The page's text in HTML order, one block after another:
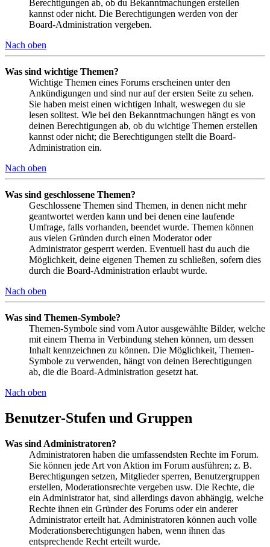
Berechtigungen ab, ob du Bekanntmachungen erstellen
kannst oder nicht. Die Berechtigungen werden von der
Board-Administration vergeben.
Nach oben
Was sind wichtige Themen?
Wichtige Themen eines Forums erscheinen unter den
Ankündigungen und sind nur auf der ersten Seite zu sehen.
Sie haben meist einen wichtigen Inhalt, weswegen du sie
lesen solltest. Wie bei den Bekanntmachungen hängt es von
deinen Berechtigungen ab, ob du wichtige Themen erstellen
kannst oder nicht; die Berechtigungen stellt die Board-
Administration ein.
Nach oben
Was sind geschlossene Themen?
Geschlossene Themen sind Themen, in denen nicht mehr
geantwortet werden kann und bei denen eine laufende
Umfrage, falls vorhanden, beendet wurde. Themen können
aus vielen Gründen durch einen Moderator oder
Administrator gesperrt werden. Eventuell hast du auch die
Möglichkeit, deine eigenen Themen zu schließen, sofern dies
durch die Board-Administration erlaubt wurde.
Nach oben
Was sind Themen-Symbole?
Themen-Symbole sind vom Autor ausgewählte Bilder, welche
mit einem Thema in Verbindung stehen können, um dessen
Inhalt kennzeichnen zu können. Die Möglichkeit, Themen-
Symbole zu verwenden, hängt von deinen Berechtigungen
ab, die die Board-Administration gesetzt hat.
Nach oben
Benutzer-Stufen und Gruppen
Was sind Administratoren?
Administratoren haben die umfassendsten Rechte im Forum.
Sie können jede Art von Aktion im Forum ausführen; z. B.
Berechtigungen setzen, Mitglieder sperren, Benutzergruppen
erstellen, Moderationsrechte vergeben usw. Die Rechte, die
ein Administrator hat, sind allerdings davon abhängig, welche
Rechte ihnen ein Gründer des Forums oder ein anderer
Administrator erteilt hat. Administratoren können auch volle
Moderationsberechtigungen haben, wenn ihnen das
entsprechende Recht erteilt wurde.